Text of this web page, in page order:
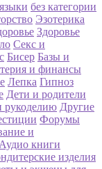
без категории
Эзотерика
Здоровье
Секс и
Бисер Базы и
и финансы
Лепка Гипноз
Дети и родители
рукоделию Другие
Форумы
и
Аудио книги
изделия